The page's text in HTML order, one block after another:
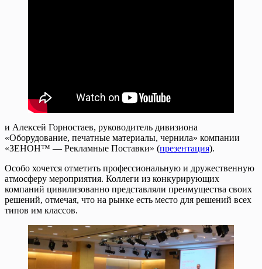
и Алексей Горностаев, руководитель дивизиона
«Оборудование, печатные материалы, чернила» компании
«ЗЕНОН™ — Рекламные Поставки» (презентация).
Особо хочется отметить профессиональную и дружественную
атмосферу мероприятия. Коллеги из конкурирующих
компаний цивилизованно представляли преимущества своих
решений, отмечая, что на рынке есть место для решений всех
типов им классов.